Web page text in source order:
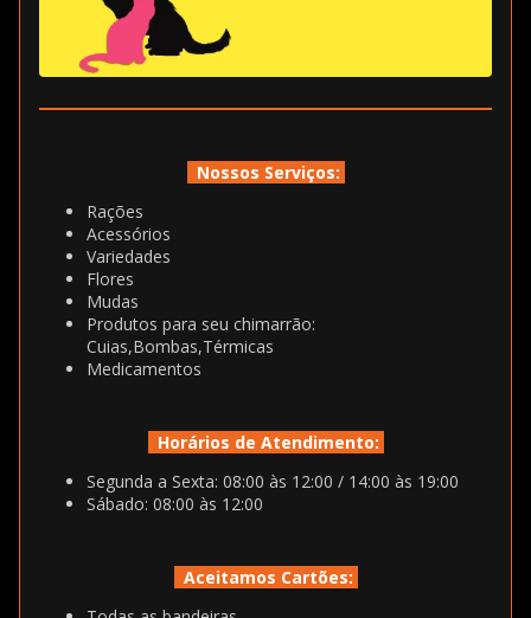
Nossos Serviços:
Rações
Acessórios
Variedades
Flores
Mudas
Produtos para seu chimarrão:
Cuias,Bombas,Térmicas
Medicamentos
Horários de Atendimento:
Segunda a Sexta: 08:00 às 12:00 / 14:00 às 19:00
Sábado: 08:00 às 12:00
Aceitamos Cartões: